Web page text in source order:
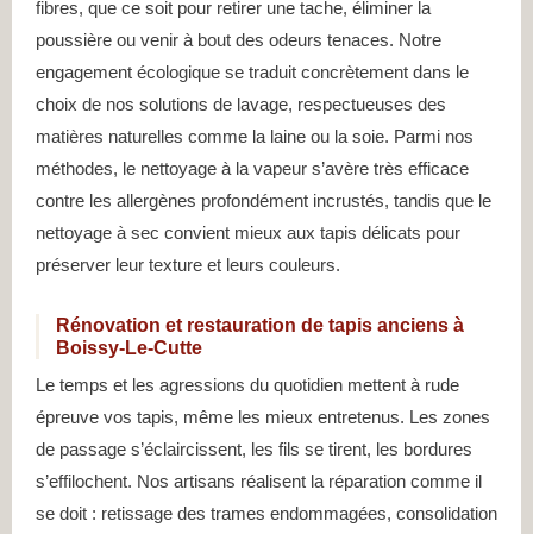
fibres, que ce soit pour retirer une tache, éliminer la
poussière ou venir à bout des odeurs tenaces. Notre
engagement écologique se traduit concrètement dans le
choix de nos solutions de lavage, respectueuses des
matières naturelles comme la laine ou la soie. Parmi nos
méthodes, le nettoyage à la vapeur s’avère très efficace
contre les allergènes profondément incrustés, tandis que le
nettoyage à sec convient mieux aux tapis délicats pour
préserver leur texture et leurs couleurs.
Rénovation et restauration de tapis anciens à
Boissy-Le-Cutte
Le temps et les agressions du quotidien mettent à rude
épreuve vos tapis, même les mieux entretenus. Les zones
de passage s’éclaircissent, les fils se tirent, les bordures
s’effilochent. Nos artisans réalisent la réparation comme il
se doit : retissage des trames endommagées, consolidation